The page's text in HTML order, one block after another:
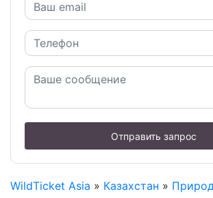
Отправить запрос
WildTicket Asia » Казахстан »